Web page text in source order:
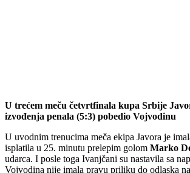
U trećem meču četvrtfinala kupa Srbije
izvođenja penala (5:3) pobedio Vojvodinu
U uvodnim trenucima meča ekipa Javora je
isplatila u 25. minutu prelepim golom Marko
udarca. I posle toga Ivanjčani su nastavila sa
Vojvodina nije imala pravu priliku do odlaska